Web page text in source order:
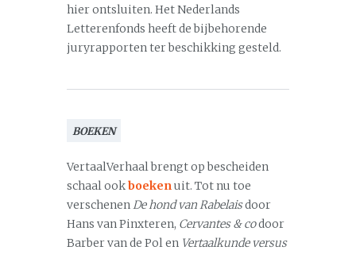
hier ontsluiten. Het Nederlands
Letterenfonds heeft de bijbehorende
juryrapporten ter beschikking gesteld.
BOEKEN
VertaalVerhaal brengt op bescheiden
schaal ookboekenuit. Tot nu toe
verschenenDe hond van Rabelaisdoor
Hans van Pinxteren, Cervantes & codoor
Barber van de Pol en Vertaalkunde versus